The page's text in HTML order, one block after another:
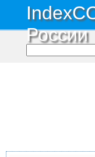
России